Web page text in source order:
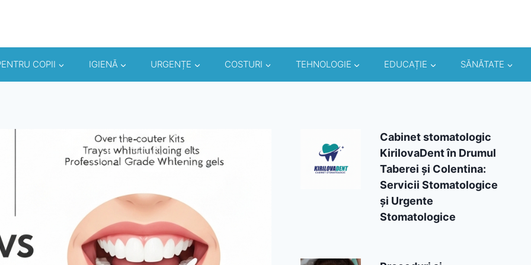
COPII IGIENĂ URGENȚE COSTURI TEHNOLOGIE EDUCAȚIE SĂNĂTATE
Cabinet stomatologic
KirilovaDent în Drumul
Taberei și Colentina:
Servicii Stomatologice
și Urgente
Stomatologice